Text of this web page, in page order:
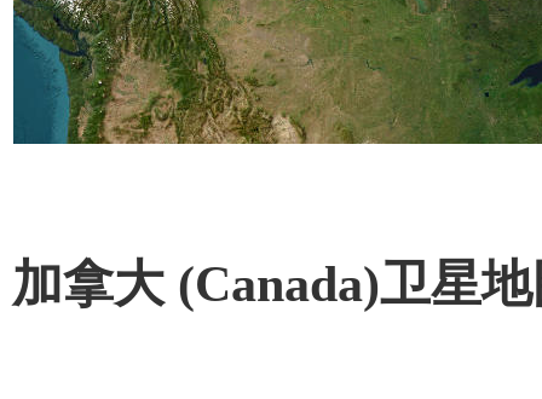
加拿大 (Canada)卫星